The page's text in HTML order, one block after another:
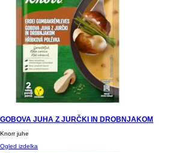
GOBOVA JUHA Z JURČKI IN DROBNJAKOM
Knorr juhe
Ogled izdelka